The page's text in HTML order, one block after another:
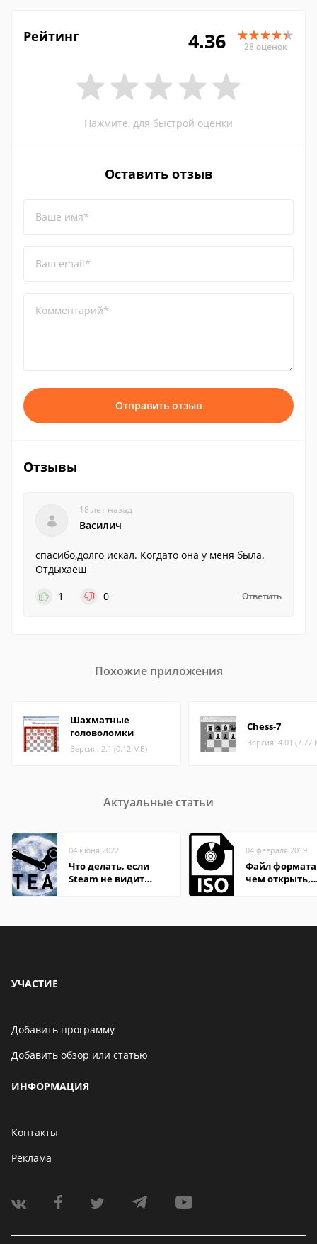
Рейтинг 4.36 28 оценок
Нажмите, для быстрой оценки
Оставить отзыв
Ваше имя*
Ваш email*
Комментарий*
Отправить отзыв
Отзывы
18 лет назад
Василич
спасибо,долго искал. Когдато она у меня была.
Отдыхаеш
1
0 Ответить
Похожие приложения
Шахматные
головоломки
Версия: 2.1 (0.12 МБ)
Chess-7
Версия: 4.01 (7.77
Актуальные статьи
04 июня 2022
Что делать, если
Steam не видит
04 февраля 2019
Файл формата
чем открыть,
УЧАСТИЕ
Добавить программу
Добавить обзор или статью
ИНФОРМАЦИЯ
Контакты
Реклама